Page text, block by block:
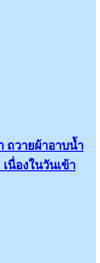
ถวายผ้าอาบน้ำ
นื่องในวันเข้า